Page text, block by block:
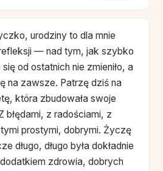
urodziny to dla mnie
— nad tym, jak szybko
od ostatnich nie zmieniło, a
na zawsze. Patrzę dziś na
która zbudowała swoje
błędami, z radościami, z
prostymi, dobrymi. Życzę
długo, długo była dokładnie
zdrowia, dobrych